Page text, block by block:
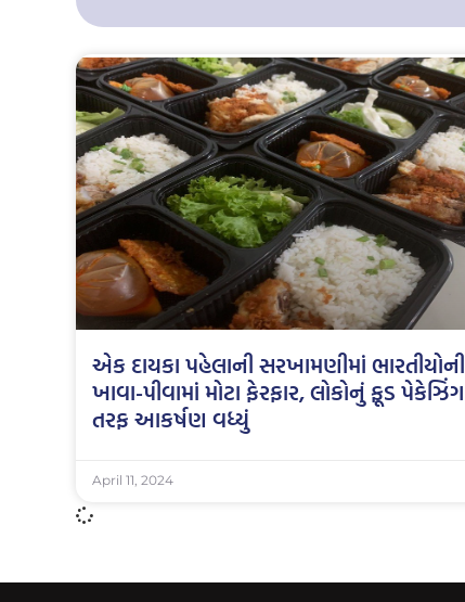
એક દાયકા પહેલાની સરખામણીમાં ભારતીયોની
ખાવા-પીવામાં મોટા ફેરફાર, લોકોનું ફૂડ પેકેઝિંગ
તરફ આકર્ષણ વધ્યું
April 11, 2024